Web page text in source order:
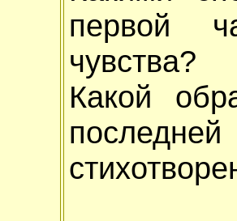
первой
чувства?
Какой